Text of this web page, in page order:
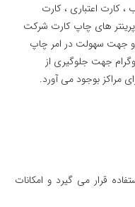
کارت اعتباری ، کارت
پرینتر های چاپ کارت شرکت
جهت سهولت در امر چاپ
جهت جلوگیری از
مراکز بوجود می آورد.
قرار می گیرد و امکانات